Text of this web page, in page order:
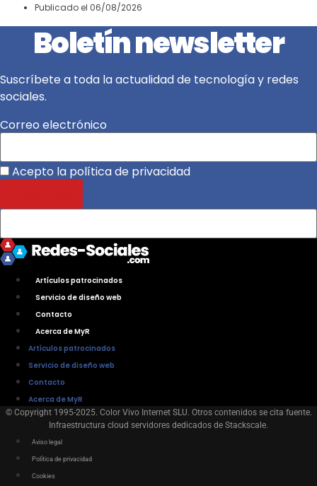
Publicado el 06/08/2026
Boletín newsletter
Suscríbete a toda la actualidad de tecnología y redes
sociales.
Correo electrónico
Acepto la política de privacidad
Artículos patrocinados
Servicio de diseño web
Contacto
Acerca de MyR
Artículos patrocinados
Servicio de diseño web
Contacto
Acerca de MyR
© Copyright 1995-2025. Color Vivo Internet SLU. Otros contenidos se cita fuente.
Infraestructura cloud servidores dedicados de Stackscale.
Aviso legal
Política de privacidad
Cookies